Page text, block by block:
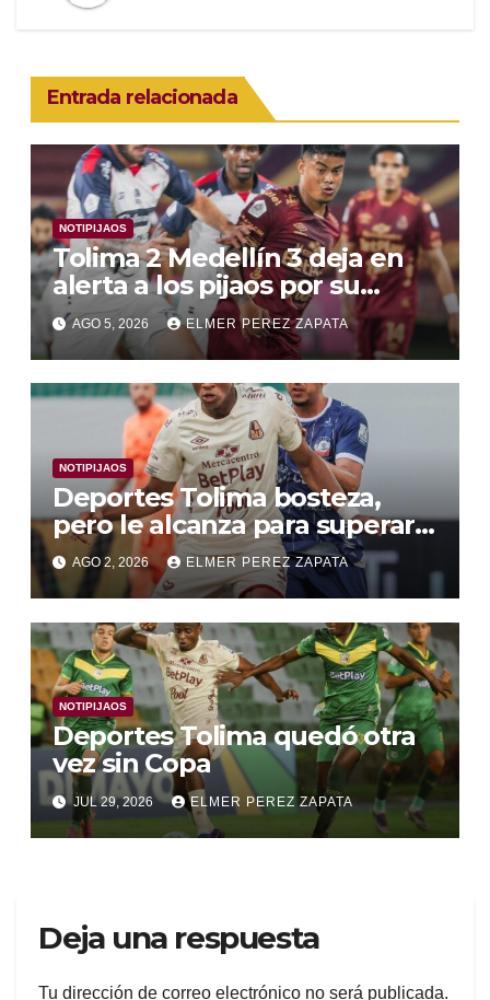
Entrada relacionada
NOTIPIJAOS
Tolima 2 Medellín 3 deja en
alerta a los pijaos por su
fútbol irregular
AGO 5, 2026 ELMER PEREZ ZAPATA
NOTIPIJAOS
Deportes Tolima bosteza,
pero le alcanza para superar a
Alianza Valledupar 2 A 1
AGO 2, 2026 ELMER PEREZ ZAPATA
NOTIPIJAOS
Deportes Tolima quedó otra
vez sin Copa
JUL 29, 2026 ELMER PEREZ ZAPATA
Deja una respuesta
Tu dirección de correo electrónico no será publicada.